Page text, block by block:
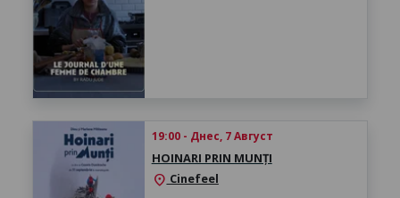
19:00 - Днес, 7 Август
HOINARI PRIN MUNȚI
location_on Cinefeel